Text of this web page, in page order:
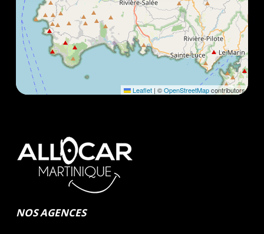
Leaflet | ©OpenStreetMapcontributors
NOS AGENCES